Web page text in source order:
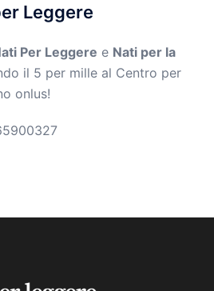
Leggere
Per Leggere e Nati per la
il 5 per mille al Centro per
onlus!